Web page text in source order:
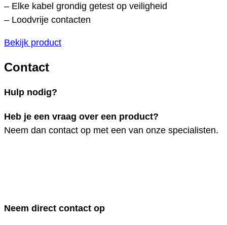
– Elke kabel grondig getest op veiligheid
– Loodvrije contacten
Bekijk product
Contact
Hulp nodig?
Heb je een vraag over een product?
Neem dan contact op met een van onze specialisten.
Neem direct contact op